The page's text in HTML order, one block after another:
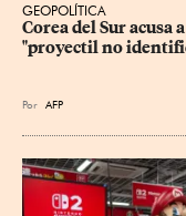
GEOPOLÍTICA
Corea del Sur acusa
"proyectil no
Por AFP